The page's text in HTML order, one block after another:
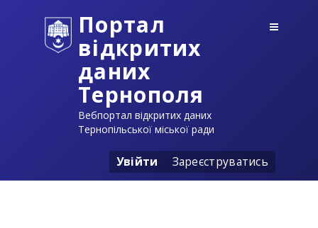
Портал
відкритих
даних
Тернополя
Вебпортал відкритих даних
Тернопільської міської ради
Увійти Зареєструватись